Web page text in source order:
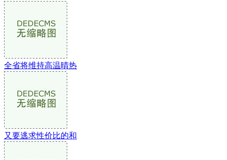
全省将维持高温晴热
又要逃求性价比的和